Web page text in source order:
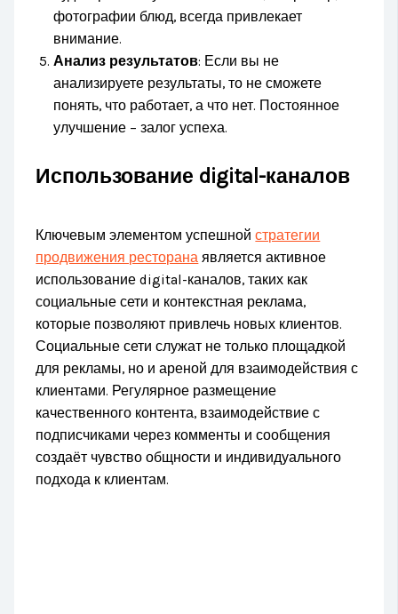
фотографии блюд, всегда привлекает
внимание.
Анализ результатов: Если вы не
анализируете результаты, то не сможете
понять, что работает, а что нет. Постоянное
улучшение – залог успеха.
Использование digital-каналов
Ключевым элементом успешнойстратегии
продвижения ресторана является активное
использование digital-каналов, таких как
социальные сети и контекстная реклама,
которые позволяют привлечь новых клиентов.
Социальные сети служат не только площадкой
для рекламы, но и ареной для взаимодействия с
клиентами. Регулярное размещение
качественного контента, взаимодействие с
подписчиками через комменты и сообщения
создаёт чувство общности и индивидуального
подхода к клиентам.